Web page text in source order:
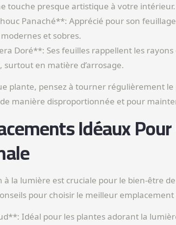
touche presque artistique à votre intérieur.
Panaché**: Apprécié pour son
et sobres.
Doré**: Ses feuilles rappellent les rayons
surtout en matière d’arrosage.
plante, pensez à tourner régulièrement
manière disproportionnée et pour
Idéaux
à la lumière est cruciale pour le bien-être
pour choisir le meilleur
Idéal pour les plantes adorant la